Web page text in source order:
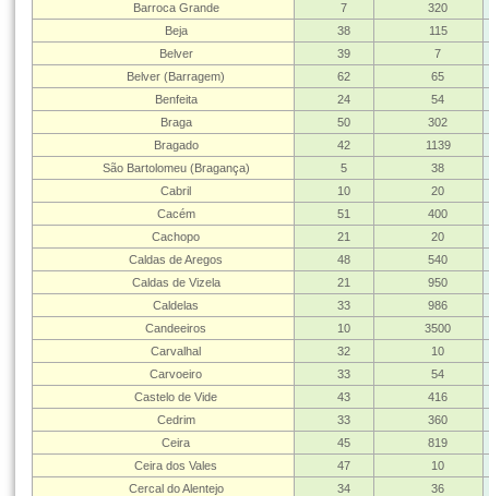
Barroca Grande
7
320
Beja
38
115
Belver
39
7
Belver (Barragem)
62
65
Benfeita
24
54
Braga
50
302
Bragado
42
1139
São Bartolomeu (Bragança)
5
38
Cabril
10
20
Cacém
51
400
Cachopo
21
20
Caldas de Aregos
48
540
Caldas de Vizela
21
950
Caldelas
33
986
Candeeiros
10
3500
Carvalhal
32
10
Carvoeiro
33
54
Castelo de Vide
43
416
Cedrim
33
360
Ceira
45
819
Ceira dos Vales
47
10
Cercal do Alentejo
34
36